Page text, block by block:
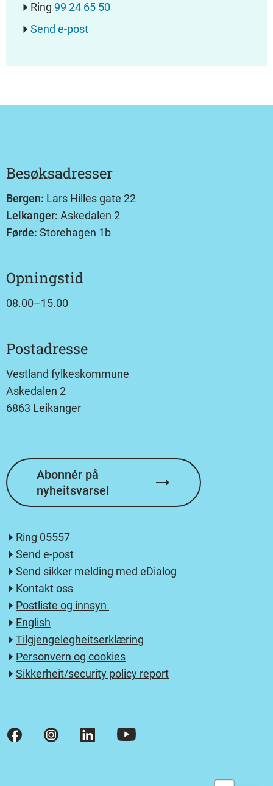
Ring 99 24 65 50
Send e-post
Besøksadresser
Bergen: Lars Hilles gate 22
Leikanger: Askedalen 2
Førde: Storehagen 1b
Opningstid
08.00–15.00
Postadresse
Vestland fylkeskommune
Askedalen 2
6863 Leikanger
Abonnér på
nyheitsvarsel
Ring 05557
Send e-post
Send sikker melding med eDialog
Kontakt oss
Postliste og innsyn
English
Tilgjengelegheitserklæring
Personvern og cookies
Sikkerheit/security policy report